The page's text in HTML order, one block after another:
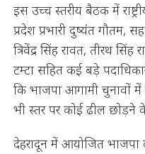
इस उच्च स्तरीय बैठक में
प्रदेश प्रभारी दुष्यंत गौतम, सह
त्रिवेंद्र सिंह रावत, तीरथ
टम्टा सहित कई बड़े
कि भाजपा आगामी चुनावों
भी स्तर पर कोई ढील छोड़ने
देहरादून में आयोजित भाजपा